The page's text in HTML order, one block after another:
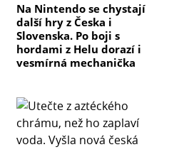
Na Nintendo se chystají
další hry z Česka i
Slovenska. Po boji s
hordami z Helu dorazí i
vesmírná mechanička